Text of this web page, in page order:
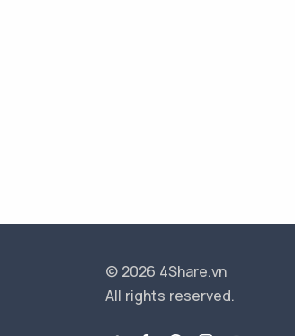
© 2026 4Share.vn
All rights reserved.